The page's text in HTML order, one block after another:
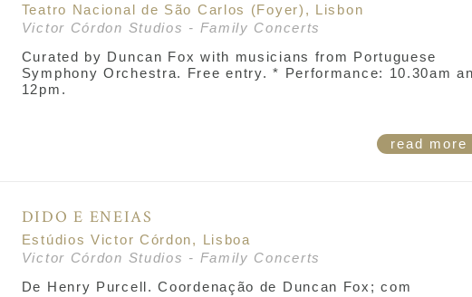
Teatro Nacional de São Carlos (Foyer), Lisbon
Victor Córdon Studios - Family Concerts
Curated by Duncan Fox with musicians from Portuguese
Symphony Orchestra. Free entry. * Performance: 10.30am
12pm.
read more
DIDO E ENEIAS
Estúdios Victor Córdon, Lisboa
Victor Córdon Studios - Family Concerts
De Henry Purcell. Coordenação de Duncan Fox; com